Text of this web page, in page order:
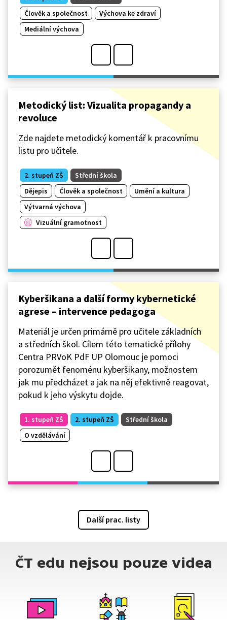
Člověk a společnost
Výchova ke zdraví
Mediální výchova
Metodický list: Vizualita propagandy a
revoluce
Zde najdete metodický komentář k pracovnímu
listu pro učitele.
2. stupeň ZŠ
Střední škola
Dějepis
Člověk a společnost
Umění a kultura
Výtvarná výchova
Vizuální gramotnost
Kyberšikana a další formy kybernetické
agrese – intervence pedagoga
Materiál je určen primárně pro učitele základních
a středních škol. Cílem této tematické přílohy
Centra PRVoK PdF UP Olomouc je pomoci
porozumět fenoménu kyberšikany, možnostem
jak mu předcházet a jak na něj efektivně reagovat,
pokud k jeho výskytu dojde.
1. stupeň ZŠ 2. stupeň ZŠ
Střední škola
O vzdělávání
Další prac. listy
ČT edu nejsou pouze videa